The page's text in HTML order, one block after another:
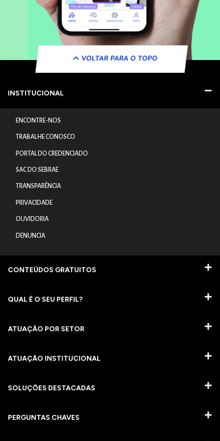
VOLTAR PARA O TOPO
INSTITUCIONAL
ENCONTRE-NOS
TRABALHE CONOSCO
PORTAL DO CREDENCIADO
SAC DO SEBRAE
TRANSPARÊNCIA
PRIVACIDADE
OUVIDORIA
DENUNCIA
CONTEÚDOS GRATUITOS
QUAL É O SEU PERFIL?
ATUAÇÃO POR SETOR
ATUAÇÃO INSTITUCIONAL
SOLUÇÕES DESTACADAS
PERGUNTAS CHAVES​